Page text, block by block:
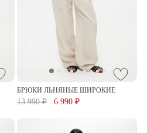
БРЮКИ ЛЬНЯНЫЕ ШИРОКИЕ
13 990 ₽ 6 990 ₽